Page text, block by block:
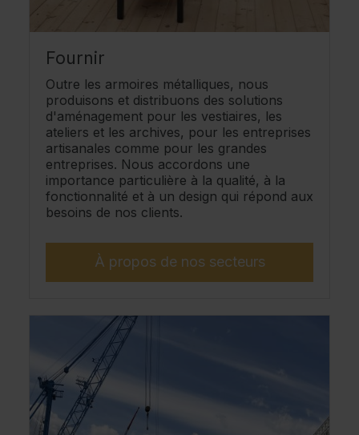
Fournir
Outre les armoires métalliques, nous
produisons et distribuons des solutions
d'aménagement pour les vestiaires, les
ateliers et les archives, pour les entreprises
artisanales comme pour les grandes
entreprises. Nous accordons une
importance particulière à la qualité, à la
fonctionnalité et à un design qui répond aux
besoins de nos clients.
À propos de nos secteurs